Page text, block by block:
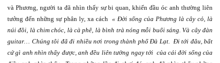
và Phương, người ta đã nhìn thấy sự bi quan, khiến đầu óc anh thường liên
tưởng đến những sự phân ly, xa cách « Đời sống của Phương là cây cỏ, là
núi đồi, là chim chóc, là cà phê, là bình trà nóng mỗi buổi sáng. Và cây đàn
guitar… Chúng tôi đã đi nhiều nơi trong thành phố Đà Lạt. Đi tới đâu, bất
cứ gì anh nhìn thấy được, anh đều liên tưởng ngay tới của cái đời sống của